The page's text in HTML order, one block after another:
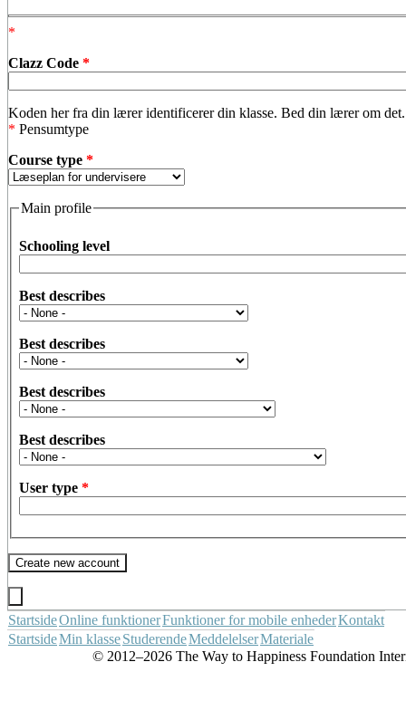
*
Clazz Code *
Koden her fra din lærer identificerer din klasse. Bed din lærer om det.
* Pensumtype
Course type *
Main profile
Schooling level
Best describes
Best describes
Best describes
Best describes
User type *
StartsideOnline funktionerFunktioner for mobile enhederKontakt
StartsideMin klasseStuderendeMeddelelserMateriale
© 2012–2026 The Way to Happiness Foundation